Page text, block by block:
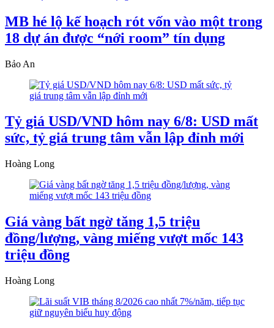
MB hé lộ kế hoạch rót vốn vào một trong
18 dự án được “nới room” tín dụng
Bảo An
Tỷ giá USD/VND hôm nay 6/8: USD mất
sức, tỷ giá trung tâm vẫn lập đỉnh mới
Hoàng Long
Giá vàng bất ngờ tăng 1,5 triệu
đồng/lượng, vàng miếng vượt mốc 143
triệu đồng
Hoàng Long